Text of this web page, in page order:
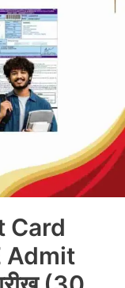
Card
Admit